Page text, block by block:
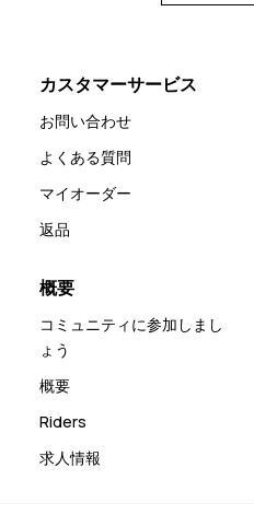
カスタマーサービス
お問い合わせ
よくある質問
マイオーダー
返品
概要
コミュニティに参加しまし
ょう
概要
Riders
求人情報